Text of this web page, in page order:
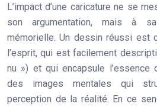
L’impact d’une caricature ne se
son argumentation, mais à
mémorielle. Un dessin réussi est
l’esprit, qui est facilement
nu ») et qui encapsule l’essence
des images mentales qui
perception de la réalité. En ce